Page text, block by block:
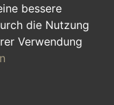
bessere
die Nutzung
Verwendung